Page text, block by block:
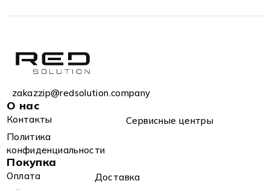
zakazzip@redsolution.company
О нас
Контакты
Сервисные центры
Политика
конфиденциальности
Покупка
Оплата
Доставка